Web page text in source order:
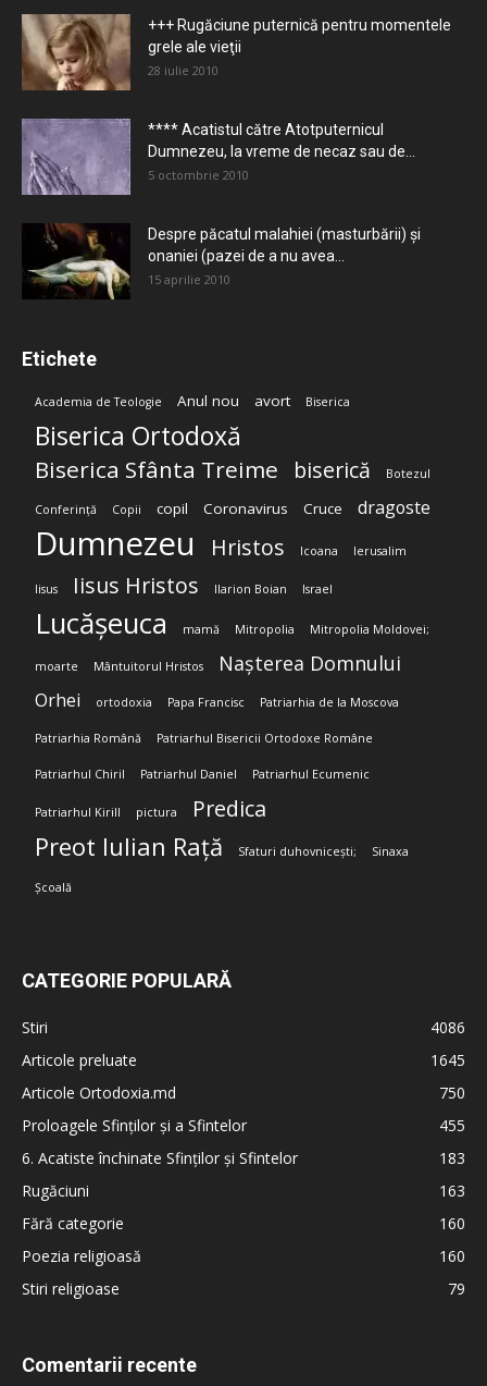
+++ Rugăciune puternică pentru momentele
grele ale vieţii
28 iulie 2010
**** Acatistul către Atotputernicul
Dumnezeu, la vreme de necaz sau de...
5 octombrie 2010
Despre păcatul malahiei (masturbării) şi
onaniei (pazei de a nu avea...
15 aprilie 2010
Etichete
Academia de Teologie Anul nou avort Biserica
Biserica Ortodoxă
Biserica Sfânta Treime biserică Botezul
Conferință Copii copil Coronavirus Cruce dragoste
Dumnezeu Hristos Icoana Ierusalim
Iisus Iisus Hristos Ilarion Boian Israel
Lucășeuca mamă Mitropolia Mitropolia Moldovei;
moarte Mântuitorul Hristos Nașterea Domnului
Orhei ortodoxia Papa Francisc Patriarhia de la Moscova
Patriarhia Română Patriarhul Bisericii Ortodoxe Române
Patriarhul Chiril Patriarhul Daniel Patriarhul Ecumenic
Patriarhul Kirill pictura Predica
Preot Iulian Rață Sfaturi duhovnicești; Sinaxa
Școală
CATEGORIE POPULARĂ
Stiri
4086
Articole preluate
1645
Articole Ortodoxia.md
750
Proloagele Sfinților și a Sfintelor
455
6. Acatiste închinate Sfinților și Sfintelor
183
Rugăciuni
163
Fără categorie
160
Poezia religioasă
160
Stiri religioase
79
Comentarii recente